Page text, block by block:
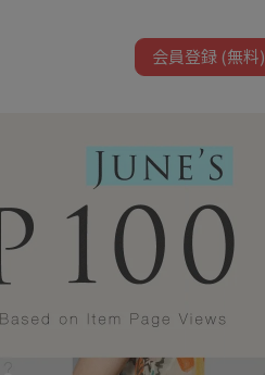
会員登録 (無料)